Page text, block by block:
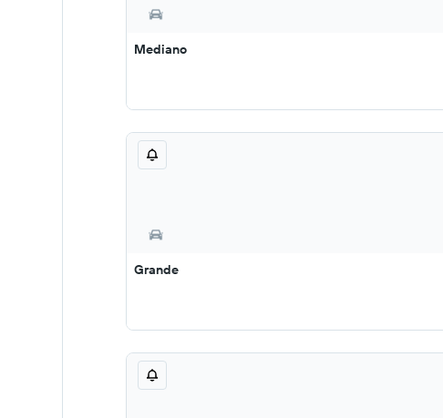
Mediano
Grande